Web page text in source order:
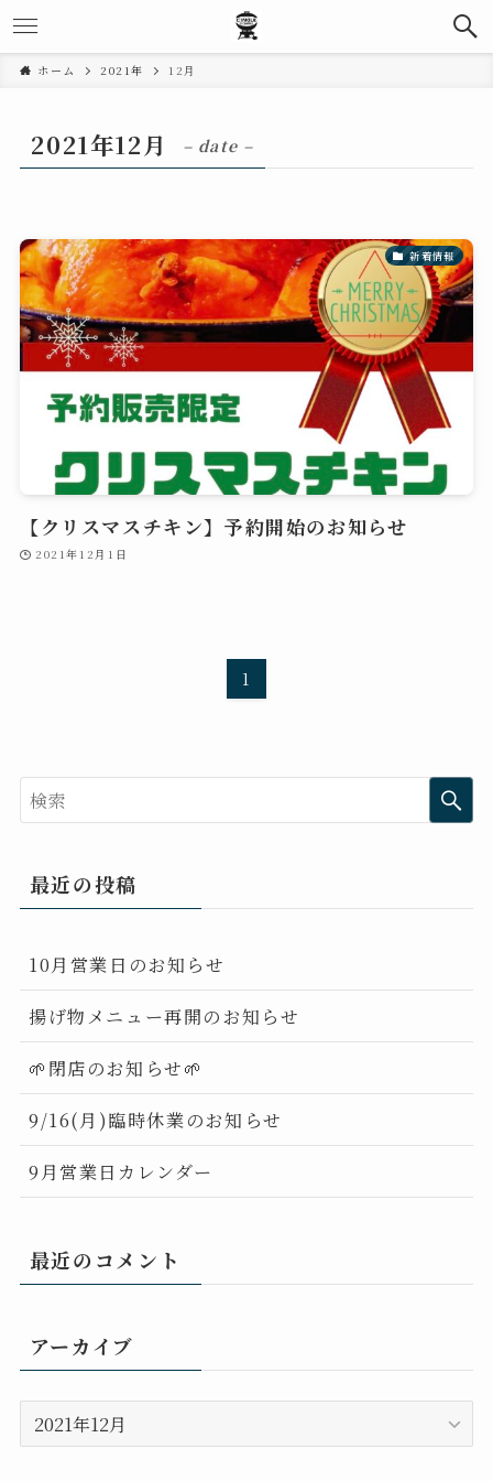
ホーム 2021年 12月
2021年12月 – date –
新着情報
【クリスマスチキン】予約開始のお知らせ
2021年12月1日
1
最近の投稿
10月営業日のお知らせ
揚げ物メニュー再開のお知らせ
🌱閉店のお知らせ🌱
9/16(月)臨時休業のお知らせ
9月営業日カレンダー
最近のコメント
アーカイブ
ア
ー